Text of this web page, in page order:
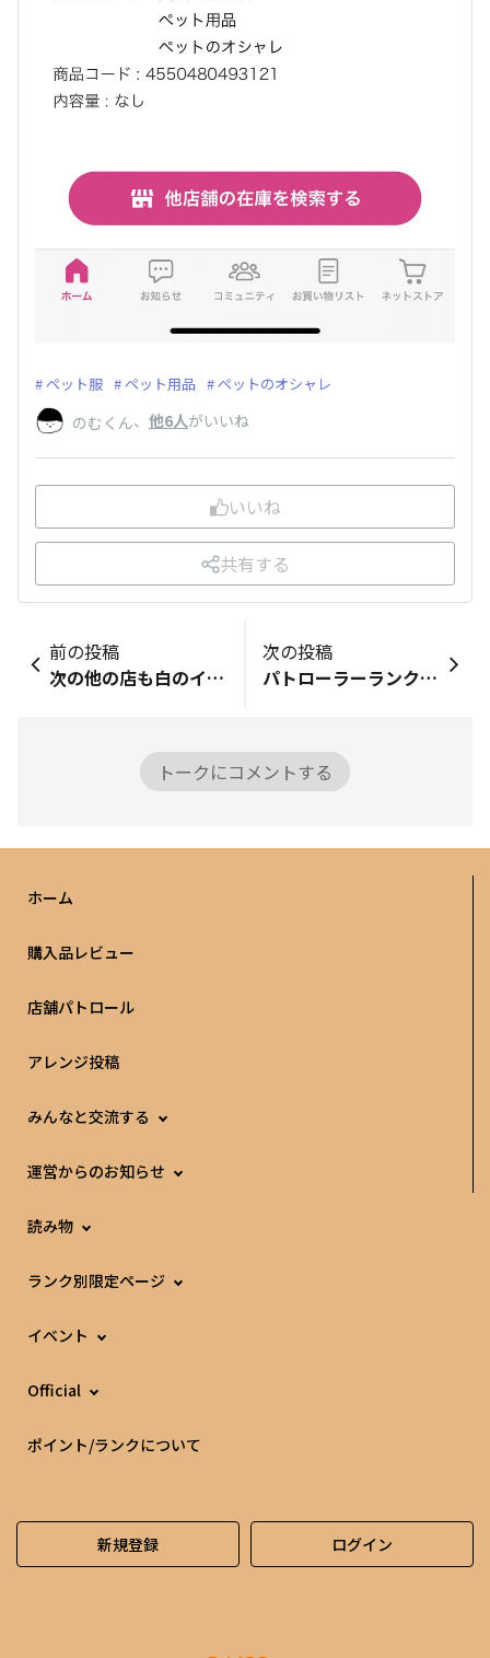
ペット服 ペット用品 ペットのオシャレ
のむくん、 他6人がいいね
いいね
共有する
前の投稿
次の他の店も白のイエティは無し ショッキング！！ というか、一番近い店舗だけ、イエティの在庫は全て取扱いなしになってるのに現場にはあった。 なんでだ？？
次の投稿
パトローラーランクになりました！！ 嬉しいっ！！
トークにコメントする
ホーム
購入品レビュー
店舗パトロール
アレンジ投稿
みんなと交流する
運営からのお知らせ
読み物
ランク別限定ページ
イベント
Official
ポイント/ランクについて
新規登録 ログイン